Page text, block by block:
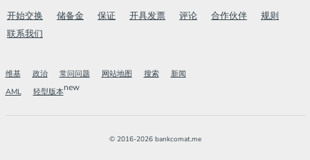
开始交换 储备金 保证 开具发票 评论 合作伙伴
规则
联系我们
维基 政治 常问问题 网站地图 搜索
新闻
AML
轻型版本new
© 2016-2026 bankcomat.me